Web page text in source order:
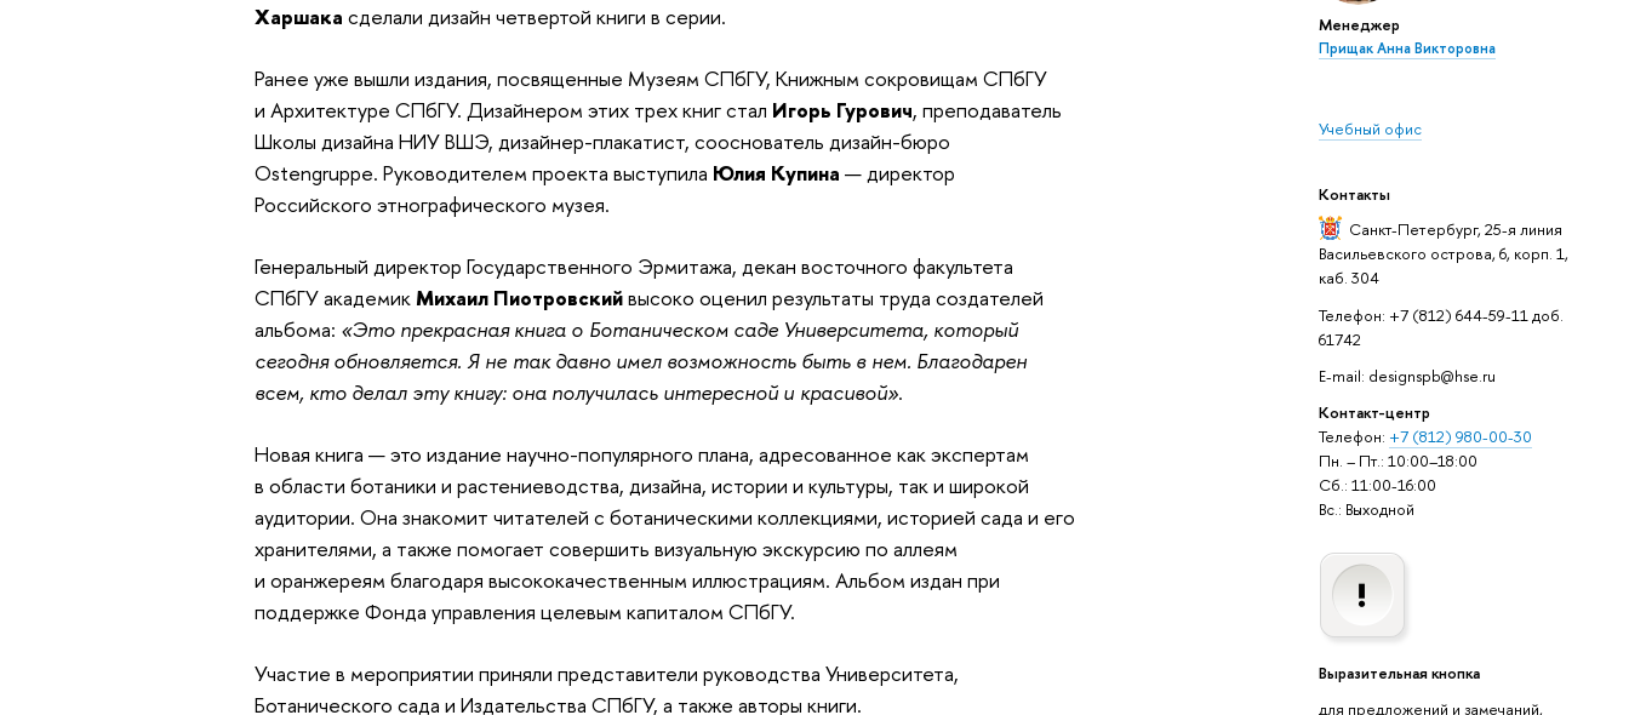
Менеджер
Прищак Анна Викторовна
Учебный офис
Контакты
Санкт-Петербург, 25-я линия
Васильевского острова, 6, корп. 1,
каб. 304
Телефон: +7 (812) 644-59-11 доб.
61742
E-mail: designspb@hse.ru
Контакт-центр
Телефон: +7 (812) 980-00-30
Пн. – Пт.: 10:00–18:00
Сб.: 11:00-16:00
Вс.: Выходной
Выразительная кнопка
для предложений и замечаний,
Харшака сделали дизайн четвертой книги в серии.
Ранее уже вышли издания, посвященные Музеям СПбГУ, Книжным сокровищам СПбГУ
и Архитектуре СПбГУ. Дизайнером этих трех книг стал Игорь Гурович, преподаватель
Школы дизайна НИУ ВШЭ, дизайнер-плакатист, сооснователь дизайн-бюро
Ostengruppe. Руководителем проекта выступила Юлия Купина — директор
Российского этнографического музея.
Генеральный директор Государственного Эрмитажа, декан восточного факультета
СПбГУ академик Михаил Пиотровскийвысоко оценил результаты труда создателей
альбома: «Это прекрасная книга о Ботаническом саде Университета, который
сегодня обновляется. Я не так давно имел возможность быть в нем. Благодарен
всем, кто делал эту книгу: она получилась интересной и красивой».
Новая книга — это издание научно-популярного плана, адресованное как экспертам
в области ботаники и растениеводства, дизайна, истории и культуры, так и широкой
аудитории. Она знакомит читателей с ботаническими коллекциями, историей сада и его
хранителями, а также помогает совершить визуальную экскурсию по аллеям
и оранжереям благодаря высококачественным иллюстрациям. Альбом издан при
поддержке Фонда управления целевым капиталом СПбГУ.
Участие в мероприятии приняли представители руководства Университета,
Ботанического сада и Издательства СПбГУ, а также авторы книги.